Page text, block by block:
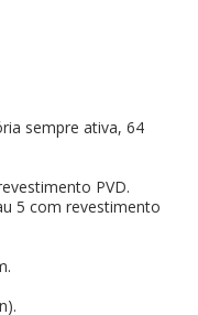
sempre ativa, 64
PVD.
5 com revestimento